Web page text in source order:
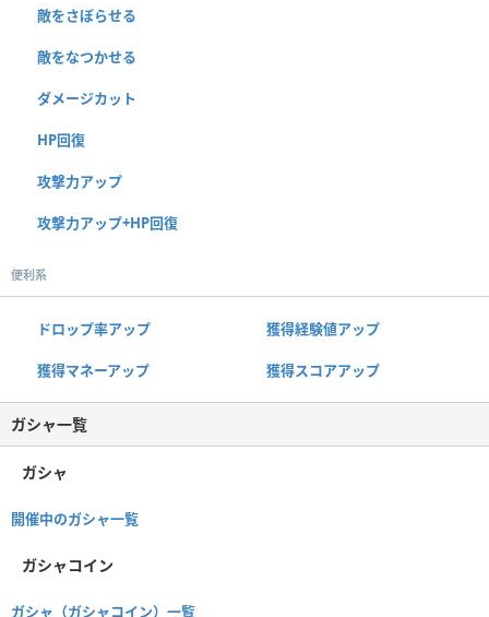
敵をさぼらせる
敵をなつかせる
ダメージカット
HP回復
攻撃力アップ
攻撃力アップ+HP回復
便利系
ドロップ率アップ 獲得経験値アップ
獲得マネーアップ 獲得スコアアップ
ガシャ一覧
ガシャ
開催中のガシャ一覧
ガシャコイン
ガシャ（ガシャコイン）一覧